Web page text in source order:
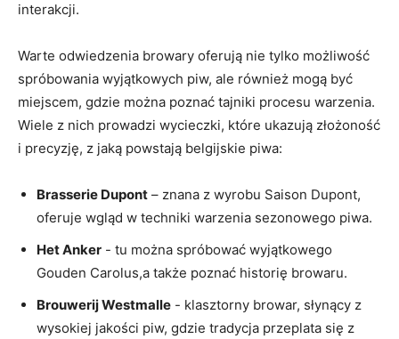
interakcji.
Warte⁢ odwiedzenia browary‍ oferują⁢ nie tylko możliwość
spróbowania wyjątkowych piw,‌ ale również‌ mogą ‌być
miejscem, gdzie ​można poznać⁣ tajniki procesu ‌warzenia.
Wiele z nich ​prowadzi wycieczki, które ukazują złożoność
⁤i precyzję, z‌ jaką powstają belgijskie piwa:
Brasserie Dupont – znana z wyrobu⁤ Saison Dupont,
oferuje wgląd w techniki warzenia sezonowego piwa.
Het‌ Anker ⁤- ‍tu można spróbować ​wyjątkowego​
Gouden Carolus,a także poznać ⁢historię browaru.
Brouwerij Westmalle -⁤ klasztorny browar, ⁣słynący z
wysokiej jakości piw, gdzie tradycja przeplata się z